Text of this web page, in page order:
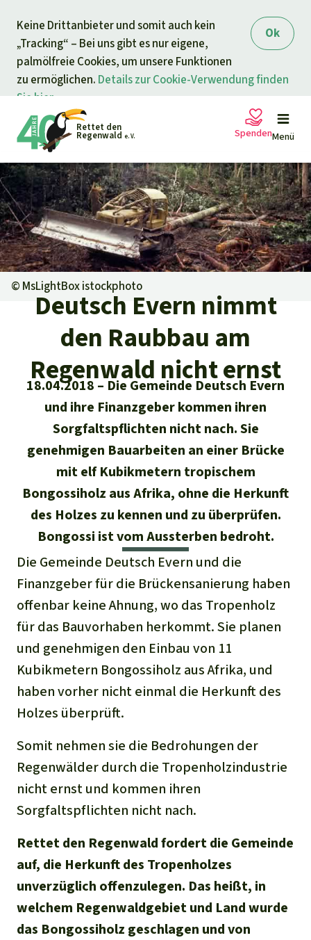
Ok
Keine Drittanbieter und somit auch kein
„Tracking“ – Bei uns gibt es nur eigene,
palmölfreie Cookies, um unsere Funktionen
zu ermöglichen. Details zur Cookie-Verwendung finden
Sie hier.
springen
Rettet den
Regenwald e. V. Menü
Petitionen
Projekte
Informieren
Aktuelles
Erfolge
Alle News
Kids
Newsletter­anmeldung
Unsere Themen
Der Regenwald
Klima
Biodiversität
Schutzgebiete
Palmöl
Biokraftstoff
Tropenholz
Aluminium
Gold
Landraub
Wilderei
Staudämme
Straßen
Zement und Beton
Regenwald Report
Aktuelle Ausgabe
01/2026
04/2025
02/2025
01/2025
Ältere Ausgaben
Erfolge
Shop
Überuns
Über uns
Der Verein
40 Jahre Vereins­geschichte
Häufige Fragen
Jahresberichte
Stiftung
Kontakt
Medien
Presse-Echo
Widget einbinden
Banner einbinden
Freianzeigen
Suche
Deutsch
English
Español
Français
Italiano
Português
Spenden
Ihre Spende hilft
Allgemeine Spende
Dringender Spendenaufruf
Regenwald-Urkunden
Fragen & Antworten
Testament
Spendenkonto
Regenwald e. V.
DE11430609672025054100
GENODEM1GLS
GLS Bank
IBAN kopieren
Tierschutz
Waldschutz
Schutz von Indigenen
Spenden für eine Region
Südostasien
Afrika
© MsLightBox istockphoto
Deutsch Evern nimmt
den Raubbau am
Regenwald nicht ernst
18.04.2018
Die Gemeinde Deutsch Evern
und ihre Finanzgeber kommen ihren
Sorgfaltspflichten nicht nach. Sie
genehmigen Bauarbeiten an einer Brücke
mit elf Kubikmetern tropischem
Bongossiholz aus Afrika, ohne die Herkunft
des Holzes zu kennen und zu überprüfen.
Bongossi ist vom Aussterben bedroht.
Die Gemeinde Deutsch Evern und die
Finanzgeber für die Brückensanierung haben
offenbar keine Ahnung, wo das Tropenholz
für das Bauvorhaben herkommt. Sie planen
und genehmigen den Einbau von 11
Kubikmetern Bongossiholz aus Afrika, und
haben vorher nicht einmal die Herkunft des
Holzes überprüft.
Somit nehmen sie die Bedrohungen der
Regenwälder durch die Tropenholzindustrie
nicht ernst und kommen ihren
Sorgfaltspflichten nicht nach.
Rettet den Regenwald fordert die Gemeinde
auf, die Herkunft des Tropenholzes
unverzüglich offenzulegen. Das heißt, in
welchem Regenwaldgebiet und Land wurde
das Bongossiholz geschlagen und von